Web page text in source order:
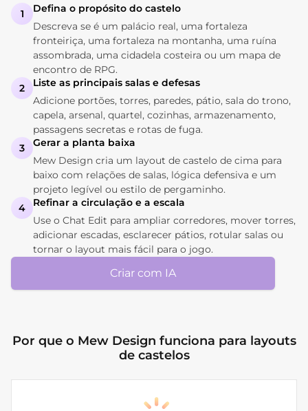
1
Defina o propósito do castelo
Descreva se é um palácio real, uma fortaleza
fronteiriça, uma fortaleza na montanha, uma ruína
assombrada, uma cidadela costeira ou um mapa de
encontro de RPG.
2
Liste as principais salas e defesas
Adicione portões, torres, paredes, pátio, sala do trono,
capela, arsenal, quartel, cozinhas, armazenamento,
passagens secretas e rotas de fuga.
3
Gerar a planta baixa
Mew Design cria um layout de castelo de cima para
baixo com relações de salas, lógica defensiva e um
projeto legível ou estilo de pergaminho.
4
Refinar a circulação e a escala
Use o Chat Edit para ampliar corredores, mover torres,
adicionar escadas, esclarecer pátios, rotular salas ou
tornar o layout mais fácil para o jogo.
Criar com IA
Por que o Mew Design funciona para layouts
de castelos